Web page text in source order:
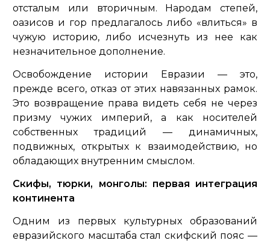
отсталым или вторичным. Народам степей,
оазисов и гор предлагалось либо «влиться» в
чужую историю, либо исчезнуть из нее как
незначительное дополнение.
Освобождение истории Евразии — это,
прежде всего, отказ от этих навязанных рамок.
Это возвращение права видеть себя не через
призму чужих империй, а как носителей
собственных традиций — динамичных,
подвижных, открытых к взаимодействию, но
обладающих внутренним смыслом.
Скифы, тюрки, монголы: первая интеграция
континента
Одним из первых культурных образований
евразийского масштаба стал скифский пояс —